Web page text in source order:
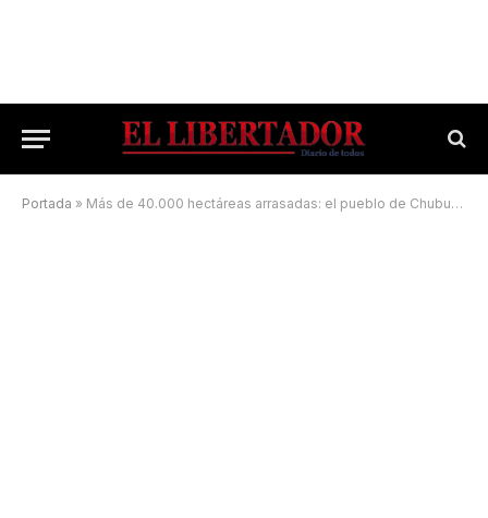
Portada » Más de 40.000 hectáreas arrasadas: el pueblo de Chubut que sigue en alerta por los incendios